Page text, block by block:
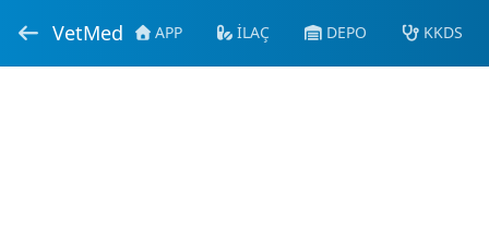
VetMed APP İLAÇ DEPO KKDS